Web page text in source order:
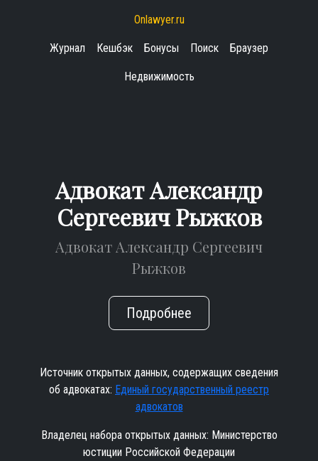
Onlawyer.ru
Журнал Кешбэк Бонусы Поиск Браузер
Недвижимость
Адвокат Александр
Сергеевич Рыжков
Адвокат Александр Сергеевич
Рыжков
Подробнее
Источник открытых данных, содержащих сведения
об адвокатах: Единый государственный реестр
адвокатов
Владелец набора открытых данных: Министерство
юстиции Российской Федерации